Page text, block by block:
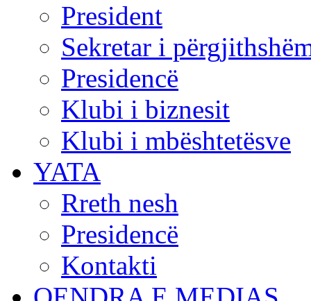
President
Sekretar i
Presidencë
Klubi i biznesit
Klubi i mbështetësve
YATA
Rreth nesh
Presidencë
Kontakti